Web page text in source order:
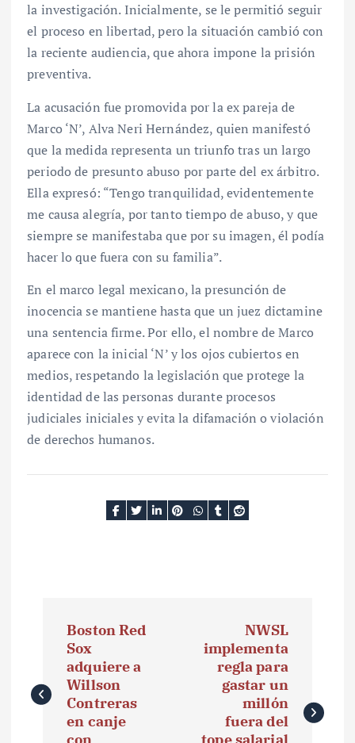
la investigación. Inicialmente, se le permitió seguir
el proceso en libertad, pero la situación cambió con
la reciente audiencia, que ahora impone la prisión
preventiva.
La acusación fue promovida por la ex pareja de
Marco ‘N’, Alva Neri Hernández, quien manifestó
que la medida representa un triunfo tras un largo
periodo de presunto abuso por parte del ex árbitro.
Ella expresó: “Tengo tranquilidad, evidentemente
me causa alegría, por tanto tiempo de abuso, y que
siempre se manifestaba que por su imagen, él podía
hacer lo que fuera con su familia”.
En el marco legal mexicano, la presunción de
inocencia se mantiene hasta que un juez dictamine
una sentencia firme. Por ello, el nombre de Marco
aparece con la inicial ‘N’ y los ojos cubiertos en
medios, respetando la legislación que protege la
identidad de las personas durante procesos
judiciales iniciales y evita la difamación o violación
de derechos humanos.
v
e
Boston Red
Sox
adquiere a
Willson
Contreras
en canje
NWSL
implementa
regla para
gastar un
millón
fuera del